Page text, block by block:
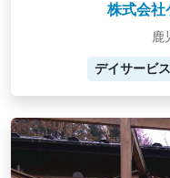
株式会社
鹿
デイサービス